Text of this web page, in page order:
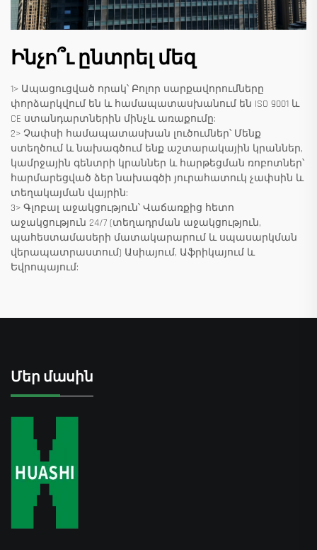
Ինչո՞ւ ընտրել մեզ
1> Ապացուցված որակ՝ Բոլոր սարքավորումները
փորձարկվում են և համապատասխանում են ISO 9001 և
CE ստանդարտներին մինչև առաքումը:
2> Չափսի համապատասխան լուծումներ՝ Մենք
ստեղծում և նախագծում ենք աշտարակային կրաններ,
կամրջային գենտրի կրաններ և հարթեցման ռոբոտներ՝
հարմարեցված ձեր նախագծի յուրահատուկ չափսին և
տեղակայման վայրին:
3> Գլոբալ աջակցություն՝ Վաճառքից հետո
աջակցություն 24/7 (տեղադրման աջակցություն,
պահեստամասերի մատակարարում և սպասարկման
վերապատրաստում) Ասիայում, Աֆրիկայում և
Եվրոպայում:
Մեր մասին